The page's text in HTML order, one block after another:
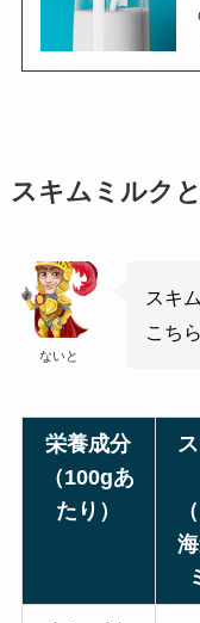
スキムミルク
ないと
スキ
こち
栄養成分
（100gあ
たり）